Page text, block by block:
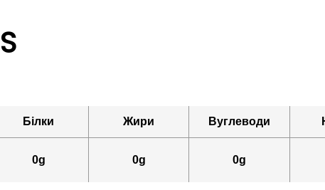
Білки Жири Вуглеводи
0g 0g 0g